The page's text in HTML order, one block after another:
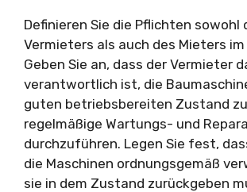
Definieren Sie die Pflichten sowohl
Vermieters als auch des Mieters
Geben Sie an, dass der Vermieter
verantwortlich ist, die
guten betriebsbereiten Zustand
regelmäßige Wartungs- und
durchzuführen. Legen Sie fest,
die Maschinen ordnungsgemäß
sie in dem Zustand zurückgeben